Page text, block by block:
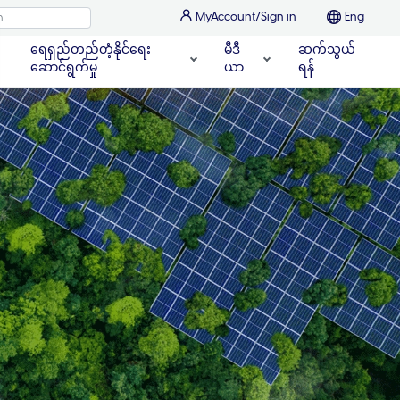
MyAccount/Sign in Eng
ရေရှည်တည်တံ့နိုင်ရေး
ဆောင်ရွက်မှု
မီဒီ
ယာ
ဆက်သွယ်
ရန်